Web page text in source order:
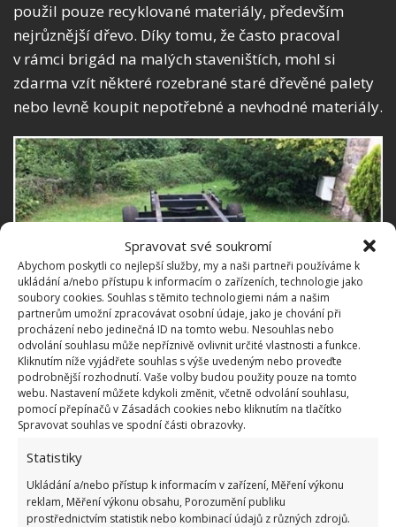
Spravovat své soukromí
Abychom poskytli co nejlepší služby, my a naši partneři používáme k
ukládání a/nebo přístupu k informacím o zařízeních, technologie jako
soubory cookies. Souhlas s těmito technologiemi nám a našim
partnerům umožní zpracovávat osobní údaje, jako je chování při
procházení nebo jedinečná ID na tomto webu. Nesouhlas nebo
odvolání souhlasu může nepříznivě ovlivnit určité vlastnosti a funkce.
Kliknutím níže vyjádřete souhlas s výše uvedeným nebo proveďte
podrobnější rozhodnutí. Vaše volby budou použity pouze na tomto
webu. Nastavení můžete kdykoli změnit, včetně odvolání souhlasu,
pomocí přepínačů v Zásadách cookies nebo kliknutím na tlačítko
Spravovat souhlas ve spodní části obrazovky.
Statistiky
Ukládání a/nebo přístup k informacím v zařízení, Měření výkonu
reklam, Měření výkonu obsahu, Porozumění publiku
prostřednictvím statistik nebo kombinací údajů z různých zdrojů.
použil pouze recyklované materiály, především
nejrůznější dřevo. Díky tomu, že často pracoval
v rámci brigád na malých staveništích, mohl si
zdarma vzít některé rozebrané staré dřevěné palety
nebo levně koupit nepotřebné a nevhodné materiály.